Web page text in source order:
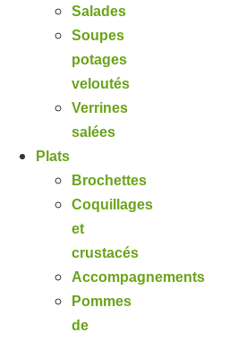
Salades
Soupes
potages
veloutés
Verrines
salées
Plats
Brochettes
Coquillages
et
crustacés
Accompagnements
Pommes
de